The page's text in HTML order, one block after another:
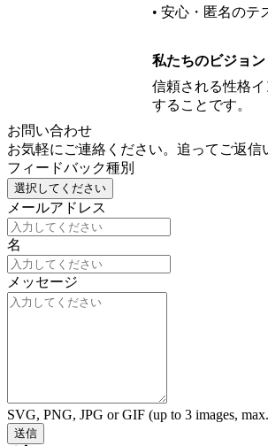
• 安心・匿名のテ
私たちのビジョン
信頼される性格
することです。
お問い合わせ
お気軽にご連絡ください。追ってご返信
フィードバック種別
選択してください
メールアドレス
名
メッセージ
SVG, PNG, JPG or GIF (up to 3 images,
送信